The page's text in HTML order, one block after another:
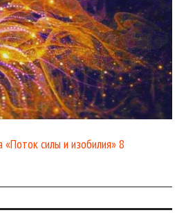
«Поток силы и изобилия» 8